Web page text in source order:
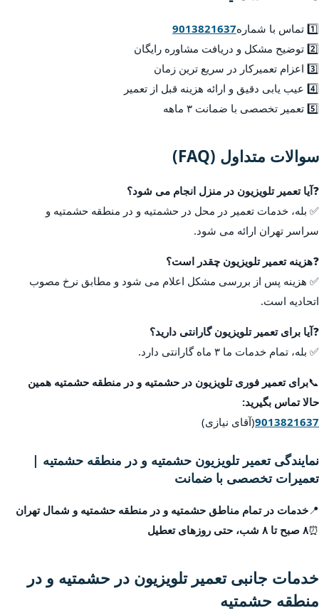
1️⃣ تماس با شماره
9013821637
2️⃣ توضیح مشکل و دریافت مشاوره رایگان
3️⃣ اعزام تعمیرکار در سریع ترین زمان
4️⃣ عیب یابی دقیق و ارائه هزینه قبل از تعمیر
5️⃣ تعمیر تخصصی با ضمانت ۳ ماهه
سوالات متداول (FAQ)
❓آیا تعمیر تلویزیون در منزل انجام می شود؟
✅ بله، خدمات تعمیر در محل در حشمتیه و در منطقه حشمتیه و
سراسر تهران ارائه می شود.
❓هزینه تعمیر تلویزیون چقدر است؟
✅ هزینه پس از بررسی مشکل اعلام می شود و مطابق نرخ مصوب
اتحادیه است.
❓آیا برای تعمیر تلویزیون گارانتی دارید؟
✅ بله، تمام خدمات ما ۳ ماه گارانتی دارد.
📞برای تعمیر فوری تلویزیون در حشمتیه و در منطقه حشمتیه همین
حالا تماس بگیرید:
9013821637(آقای نیازی)
نمایندگی تعمیر تلویزیون حشمتیه و در منطقه حشمتیه |
تعمیرات تخصصی با ضمانت
📍خدمات در تمام مناطق حشمتیه و در منطقه حشمتیه و شمال تهران
⏰۸ صبح تا ۸ شب، حتی روزهای تعطیل
خدمات جانبی تعمیر تلویزیون در حشمتیه و در
منطقه حشمتیه